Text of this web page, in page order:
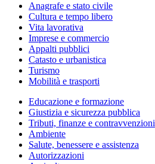
Anagrafe e stato civile
Cultura e tempo libero
Vita lavorativa
Imprese e commercio
Appalti pubblici
Catasto e urbanistica
Turismo
Mobilità e trasporti
Educazione e formazione
Giustizia e sicurezza pubblica
Tributi, finanze e contravvenzioni
Ambiente
Salute, benessere e assistenza
Autorizzazioni